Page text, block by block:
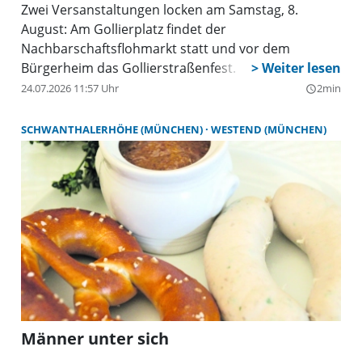
Zwei Versanstaltungen locken am Samstag, 8.
August: Am Gollierplatz findet der
Nachbarschaftsflohmarkt statt und vor dem
Bürgerheim das Gollierstraßenfest.
24.07.2026 11:57 Uhr query_builder2min
SCHWANTHALERHÖHE (MÜNCHEN) WESTEND (MÜNCHEN)
Männer unter sich